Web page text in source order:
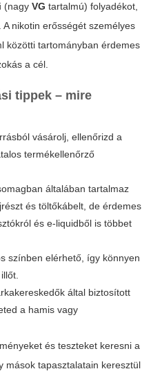
(nagy VG tartalmú) folyadékot,
nikotin erősségét személyes
közötti tartományban érdemes
a cél.
tippek – mire
vásárolj, ellenőrizd a
termékellenőrző
általában tartalmaz
és töltőkábelt, de érdemes
és e-liquidből is többet
színben elérhető, így könnyen
által biztosított
a hamis vagy
és teszteket keresni a
mások tapasztalatain keresztül